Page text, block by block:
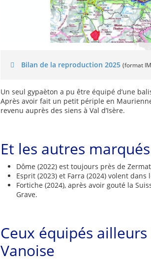
Bilan de la reproduction 2025 (format
Un seul gypaèton a pu être équipé d’une
Après avoir fait un petit périple en
revenu auprès des siens à Val d’Isère.
Et les autres
Dôme (2022) est toujours près de
Esprit (2023) et Farra (2024) volent dans
Fortiche (2024), après avoir gouté la
Grave.
Ceux équipés
Vanoise